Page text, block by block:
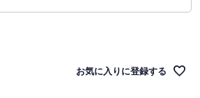
お気に入りに登録する